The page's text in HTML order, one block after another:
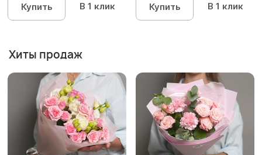
Купить В 1 клик Купить В 1 клик
Хиты продаж